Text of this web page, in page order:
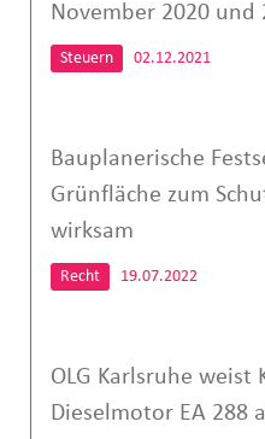
November 2020 und
Steuern 02.12.2021
Bauplanerische
Grünfläche zum
wirksam
Recht 19.07.2022
OLG Karlsruhe weist
Dieselmotor EA 288